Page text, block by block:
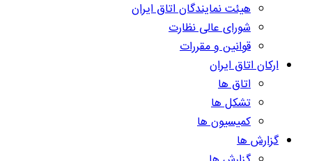
هیئت نمایندگان اتاق ایران
شورای عالی نظارت
قوانین و مقررات
ارکان اتاق ایران
اتاق ها
تشکل ها
کمیسیون ها
گزارش ها